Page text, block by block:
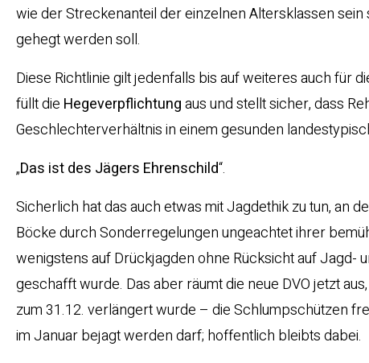
wie der Streckenanteil der einzelnen Altersklassen
gehegt werden soll.
Diese Richtlinie gilt jedenfalls bis auf weiteres auch für
füllt die Hegeverpflichtungaus und stellt sicher, dass
Geschlechterverhältnis in einem gesunden
„Das ist des Jägers Ehrenschild“.
Sicherlich hat das auch etwas mit Jagdethik zu tun, an
Böcke durch Sonderregelungen ungeachtet ihrer
wenigstens auf Drückjagden ohne Rücksicht auf Jagd-
geschafft wurde. Das aber räumt die neue DVO jetzt
zum 31.12. verlängert wurde – die Schlumpschützen
im Januar bejagt werden darf; hoffentlich bleibts dabei.